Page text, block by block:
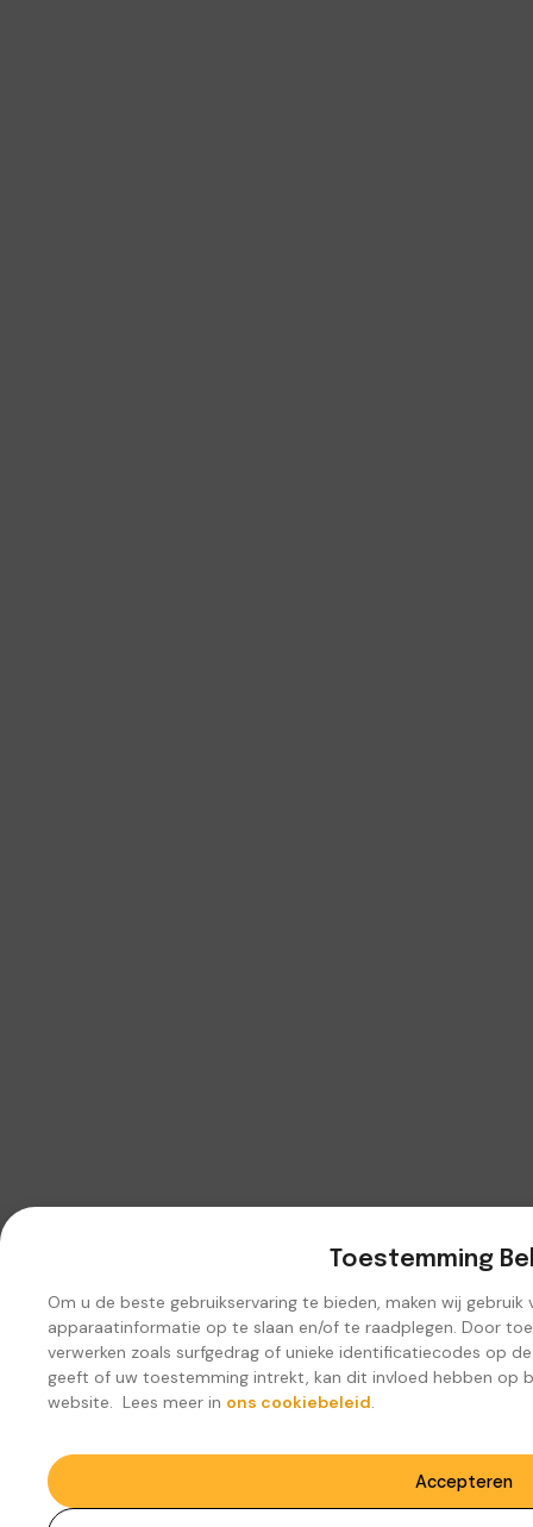
Toestemming
Om u de beste gebruikservaring te bieden, maken wij
apparaatinformatie op te slaan en/of te raadplegen. Door
verwerken zoals surfgedrag of unieke identificatiecodes op
geeft of uw toestemming intrekt, kan dit invloed hebben op
website. Lees meer in ons cookiebeleid.
Accepteren